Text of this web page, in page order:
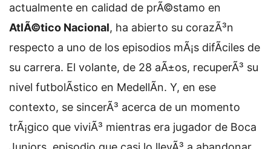
actualmente en calidad de prÃ©stamo en
AtlÃ©tico Nacional, ha abierto su corazÃ³n
respecto a uno de los episodios mÃ¡s difÃ­ciles de
su carrera. El volante, de 28 aÃ±os, recuperÃ³ su
nivel futbolÃ­stico en MedellÃ­n. Y, en ese
contexto, se sincerÃ³ acerca de un momento
trÃ¡gico que viviÃ³ mientras era jugador de Boca